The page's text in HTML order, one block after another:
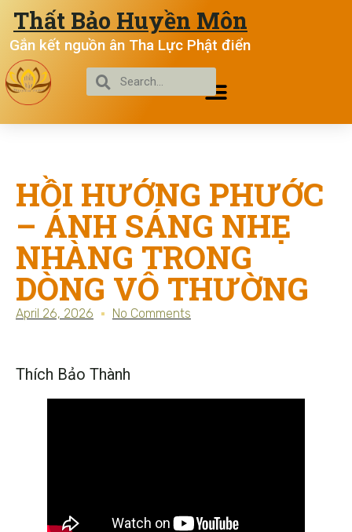
Thất Bảo Huyền Môn
Gắn kết nguồn ân Tha Lực Phật điển
HỒI HƯỚNG PHƯỚC
– ÁNH SÁNG NHẸ
NHÀNG TRONG
DÒNG VÔ THƯỜNG
April 26, 2026 No Comments
Thích Bảo Thành